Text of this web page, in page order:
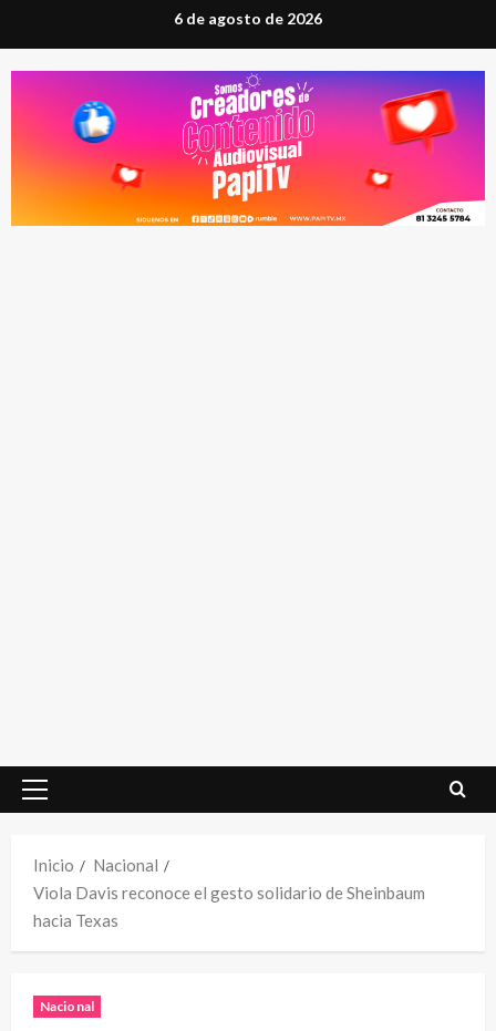
al
contenido
6 de agosto de 2026
Menú
Inicio
Nacional
Viola Davis reconoce el gesto solidario de Sheinbaum
hacia Texas
Nacional